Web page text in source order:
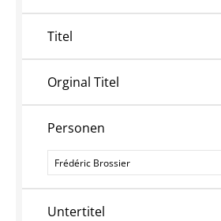
Titel
Orginal Titel
Personen
Personen
Untertitel